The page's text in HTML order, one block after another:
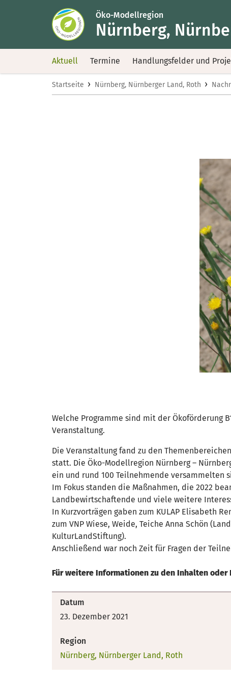
Öko-Modellregion
Nürnberg,
Aktuell Termine Handlungsfelder und
Startseite › Nürnberg, Nürnberger Land, Roth ›
Welche Programme sind mit der Ökoförderung
Veranstaltung.
Die Veranstaltung fand zu den
statt. Die Öko-Modellregion Nürnberg –
ein und rund 100 Teilnehmende versammelten
Im Fokus standen die Maßnahmen, die 2022
Landbewirtschaftende und viele weitere
In Kurzvorträgen gaben zum KULAP Elisabeth
zum VNP Wiese, Weide, Teiche Anna Schön
KulturLandStiftung).
Anschließend war noch Zeit für Fragen der
Für weitere Informationen zu den Inhalten
Datum
23. Dezember 2021
Region
Nürnberg, Nürnberger Land, Roth